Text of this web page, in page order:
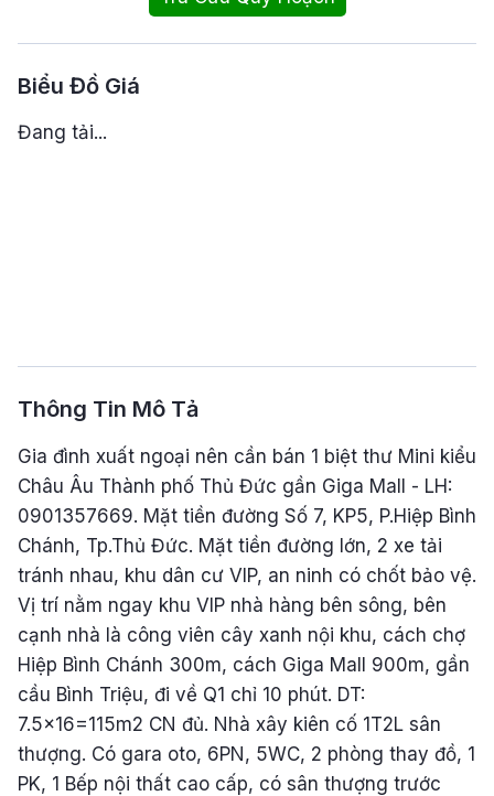
Biểu Đồ Giá
Đang tải...
Thông Tin Mô Tả
Gia đình xuất ngoại nên cần bán 1 biệt thư Mini kiểu
Châu Âu Thành phố Thủ Đức gần Giga Mall - LH:
0901357669. Mặt tiền đường Số 7, KP5, P.Hiệp Bình
Chánh, Tp.Thủ Đức. Mặt tiền đường lớn, 2 xe tải
tránh nhau, khu dân cư VIP, an ninh có chốt bảo vệ.
Vị trí nằm ngay khu VIP nhà hàng bên sông, bên
cạnh nhà là công viên cây xanh nội khu, cách chợ
Hiệp Bình Chánh 300m, cách Giga Mall 900m, gần
cầu Bình Triệu, đi về Q1 chỉ 10 phút. DT:
7.5x16=115m2 CN đủ. Nhà xây kiên cố 1T2L sân
thượng. Có gara oto, 6PN, 5WC, 2 phòng thay đồ, 1
PK, 1 Bếp nội thất cao cấp, có sân thượng trước